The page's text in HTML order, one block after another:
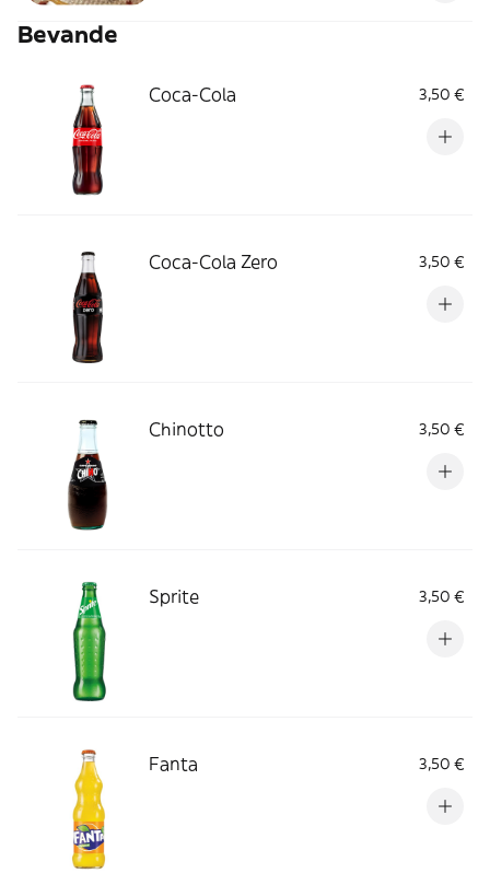
Bevande
Coca-Cola 3,50 €
Coca-Cola Zero 3,50 €
Chinotto 3,50 €
Sprite 3,50 €
Fanta 3,50 €